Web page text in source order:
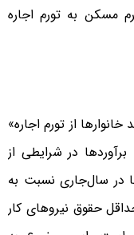
مسکن به تورم اجاره
از تورم اجاره‌‌‌‌»
در شرایطی از
در سال‌جاری نسبت به
حقوق نیروهای کار